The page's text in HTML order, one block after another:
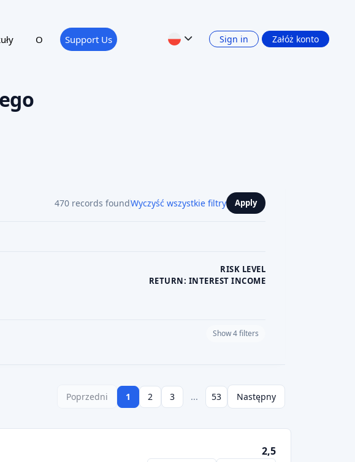
O Support Us Sign in Załóż konto
470 records foundWyczyść wszystkie filtry Apply
RISK LEVEL
RETURN: INTEREST INCOME
Show 4 filters
Poprzedni 1 2 3 ... 53 Następny
2,5